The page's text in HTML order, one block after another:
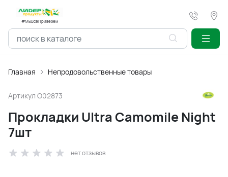
#МыВсёПривезем
Главная Непродовольственные товары
Артикул O02873
Прокладки Ultra Camomile Night
7шт
нет отзывов